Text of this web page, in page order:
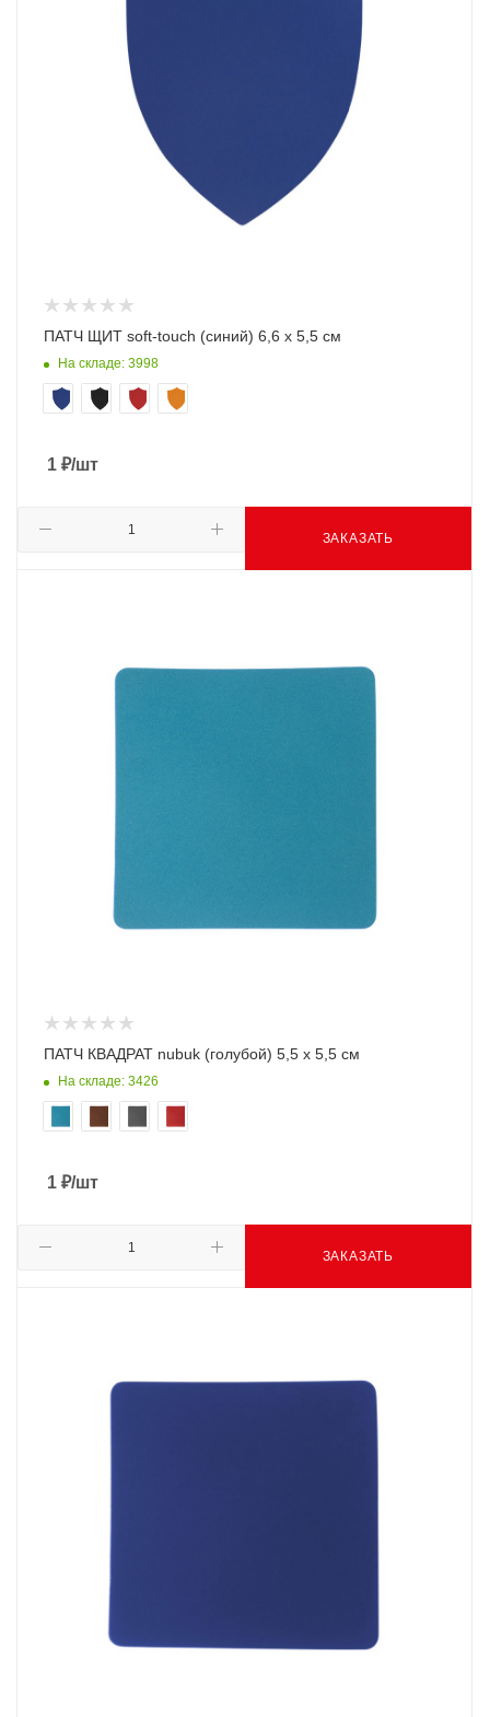
ПАТЧ ЩИТ soft-touch (синий) 6,6 х 5,5 см
На складе: 3998
1 ₽/шт
ЗАКАЗАТЬ
ПАТЧ КВАДРАТ nubuk (голубой) 5,5 х 5,5 см
На складе: 3426
1 ₽/шт
ЗАКАЗАТЬ